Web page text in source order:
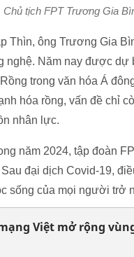
Chủ tịch FPT Trương Gia
Thìn, ông Trương Gia
nghệ. Năm nay được dự
trong văn hóa Á
hóa rồng, vấn đề chỉ
nhân lực.
năm 2024, tập đoàn
đại dịch Covid-19,
sống của mọi người trở
Việt mở rộng